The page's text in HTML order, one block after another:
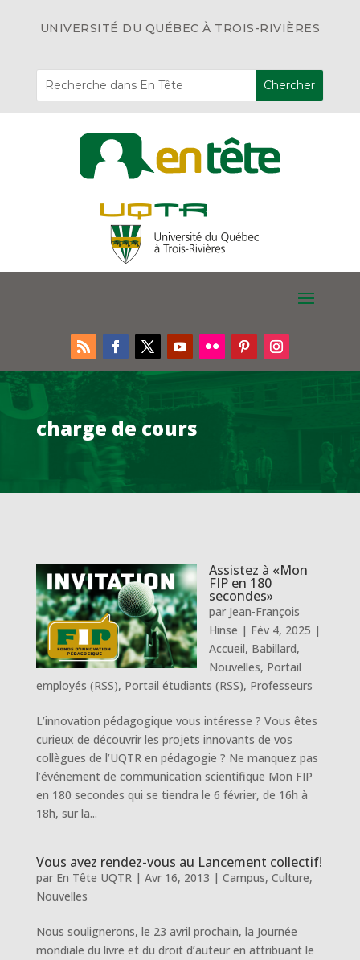
UNIVERSITÉ DU QUÉBEC À TROIS-RIVIÈRES
charge de cours
Assistez à «Mon
FIP en 180
secondes»
par Jean-François
Hinse | Fév 4, 2025 |
Accueil, Babillard,
Nouvelles, Portail
employés (RSS), Portail étudiants (RSS), Professeurs
L’innovation pédagogique vous intéresse ? Vous êtes
curieux de découvrir les projets innovants de vos
collègues de l’UQTR en pédagogie ? Ne manquez pas
l’événement de communication scientifique Mon FIP
en 180 secondes qui se tiendra le 6 février, de 16h à
18h, sur la...
Vous avez rendez-vous au Lancement collectif!
par En Tête UQTR| Avr 16, 2013 | Campus, Culture,
Nouvelles
Nous soulignerons, le 23 avril prochain, la Journée
mondiale du livre et du droit d’auteur en attribuant le